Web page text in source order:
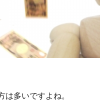
多いですよね。